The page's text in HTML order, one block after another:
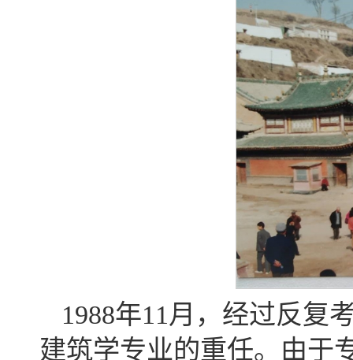
1988年11月，经过反复
建筑学专业的重任。由